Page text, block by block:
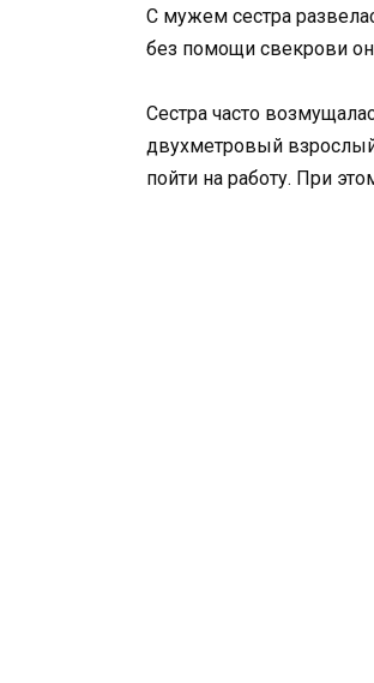
С мужем сестра
без помощи свекрови
Сестра часто
двухметровый
пойти на работу. При